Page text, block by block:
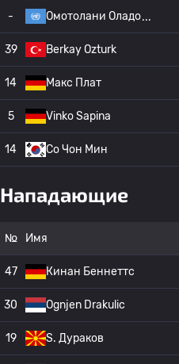
- Омотолани Оладо
39 Berkay Ozturk
14 Макс Плат
5 Vinko Sapina
14 Со Чон Мин
Нападающие
№ Имя
47 Кинан Беннеттс
30 Ognjen Drakulic
19 S. Дураков